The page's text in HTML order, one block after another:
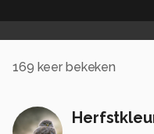
169 keer bekeken